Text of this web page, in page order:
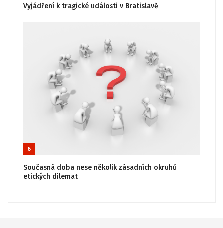
Vyjádření k tragické události v Bratislavě
6
Současná doba nese několik zásadních okruhů
etických dilemat